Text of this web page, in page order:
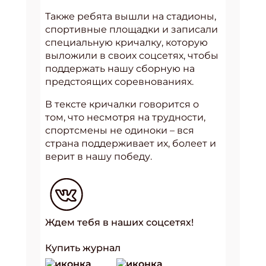
Также ребята вышли на стадионы,
спортивные площадки и записали
специальную кричалку, которую
выложили в своих соцсетях, чтобы
поддержать нашу сборную на
предстоящих соревнованиях.
В тексте кричалки говорится о
том, что несмотря на трудности,
спортсмены не одиноки – вся
страна поддерживает их, болеет и
верит в нашу победу.
Ждем тебя в наших соцсетях!
Купить журнал